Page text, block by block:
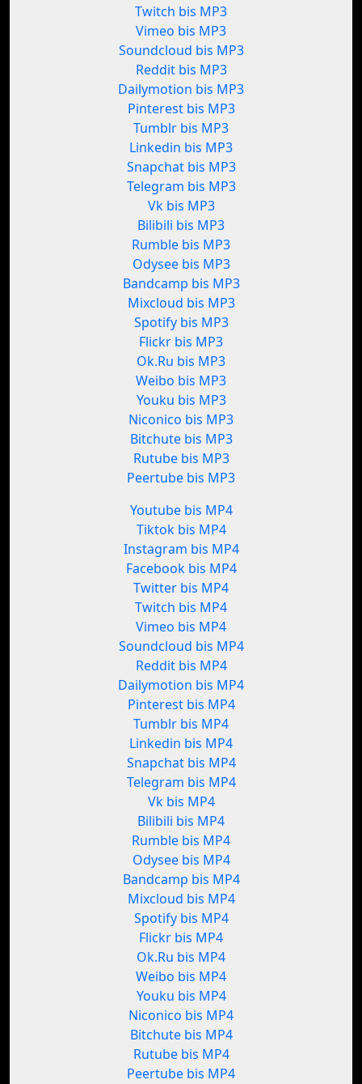
Twitch bis MP3
Vimeo bis MP3
Soundcloud bis MP3
Reddit bis MP3
Dailymotion bis MP3
Pinterest bis MP3
Tumblr bis MP3
Linkedin bis MP3
Snapchat bis MP3
Telegram bis MP3
Vk bis MP3
Bilibili bis MP3
Rumble bis MP3
Odysee bis MP3
Bandcamp bis MP3
Mixcloud bis MP3
Spotify bis MP3
Flickr bis MP3
Ok.Ru bis MP3
Weibo bis MP3
Youku bis MP3
Niconico bis MP3
Bitchute bis MP3
Rutube bis MP3
Peertube bis MP3
Youtube bis MP4
Tiktok bis MP4
Instagram bis MP4
Facebook bis MP4
Twitter bis MP4
Twitch bis MP4
Vimeo bis MP4
Soundcloud bis MP4
Reddit bis MP4
Dailymotion bis MP4
Pinterest bis MP4
Tumblr bis MP4
Linkedin bis MP4
Snapchat bis MP4
Telegram bis MP4
Vk bis MP4
Bilibili bis MP4
Rumble bis MP4
Odysee bis MP4
Bandcamp bis MP4
Mixcloud bis MP4
Spotify bis MP4
Flickr bis MP4
Ok.Ru bis MP4
Weibo bis MP4
Youku bis MP4
Niconico bis MP4
Bitchute bis MP4
Rutube bis MP4
Peertube bis MP4